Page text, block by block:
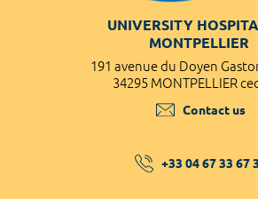
UNIVERSITY
MONTPELLIER
191 avenue du Doyen
34295 MONTPELLIER
Contact us
+33 04 67 33 67